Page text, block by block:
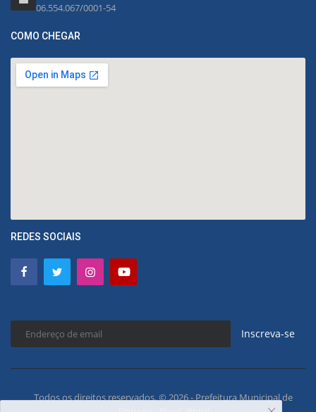
06.554.067/0001-54
COMO CHEGAR
REDES SOCIAIS
Inscreva-se
Todos os direitos reservados. © 2026 - Prefeitura Municipal de